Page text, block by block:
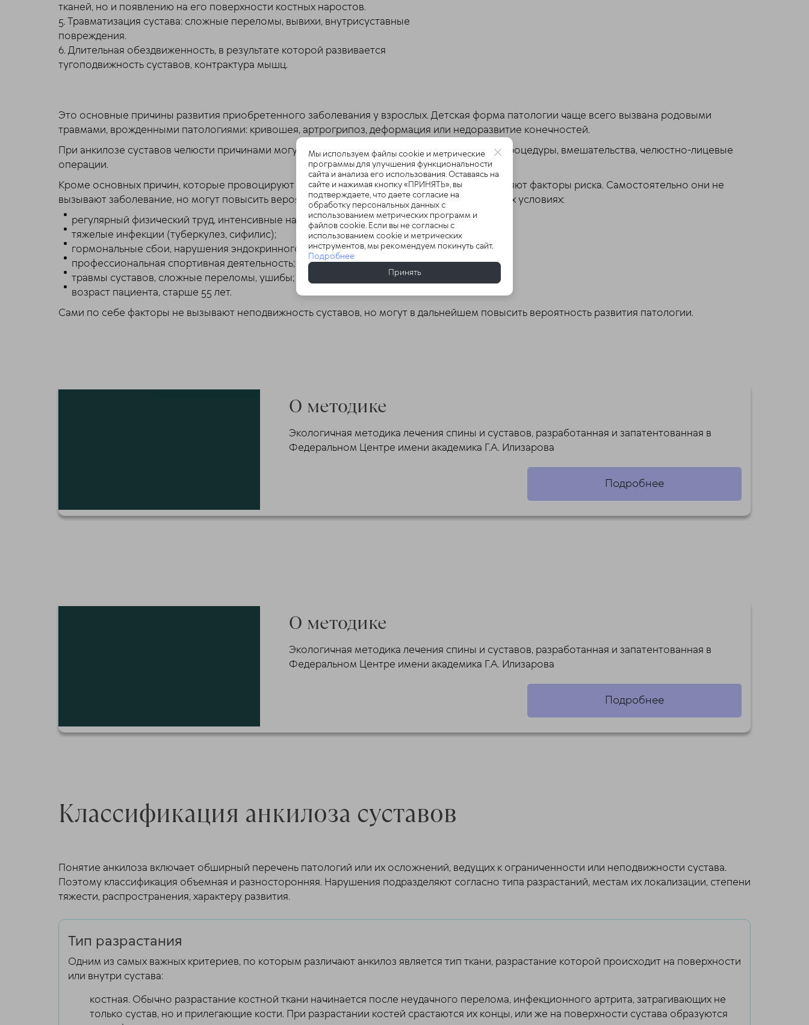
тканей, но и появлению на его поверхности костных наростов.
5. Травматизация сустава: сложные переломы, вывихи, внутрисуставные
повреждения.
6. Длительная обездвиженность, в результате которой развивается
тугоподвижность суставов, контрактура мышц.
Это основные причины развития приобретенного заболевания у взрослых. Детская форма патологии чаще всего вызвана родовыми
травмами, врожденными патологиями: кривошея, артрогрипоз, деформация или недоразвитие конечностей.
При анкилозе суставов челюсти причинами могут быть некорректные стоматологические процедуры, вмешательства, челюстно-лицевые
операции.
Кроме основных причин, которые провоцируют развитие патологии хрящевой ткани, выделяют факторы риска. Самостоятельно они не
вызывают заболевание, но могут повысить вероятность его появления при неблагоприятных условиях:
регулярный физический труд, интенсивные нагрузки на грани травм;
тяжелые инфекции (туберкулез, сифилис);
гормональные сбои, нарушения эндокринного характера;
профессиональная спортивная деятельность;
травмы суставов, сложные переломы, ушибы;
возраст пациента, старше 55 лет.
Сами по себе факторы не вызывают неподвижность суставов, но могут в дальнейшем повысить вероятность развития патологии.
О методике
Экологичная методика лечения спины и суставов, разработанная и запатентованная в
Федеральном Центре имени академика Г.А. Илизарова
Подробнее
О методике
Экологичная методика лечения спины и суставов, разработанная и запатентованная в
Федеральном Центре имени академика Г.А. Илизарова
Подробнее
Классификация анкилоза суставов
Понятие анкилоза включает обширный перечень патологий или их осложнений, ведущих к ограниченности или неподвижности сустава.
Поэтому классификация объемная и разносторонняя. Нарушения подразделяют согласно типа разрастаний, местам их локализации, степени
тяжести, распространения, характеру развития.
Тип разрастания
Одним из самых важных критериев, по которым различают анкилоз является тип ткани, разрастание которой происходит на поверхности
или внутри сустава:
костная. Обычно разрастание костной ткани начинается после неудачного перелома, инфекционного артрита, затрагивающих не
только сустав, но и прилегающие кости. При разрастании костей срастаются их концы, или же на поверхности сустава образуются
Мы используем файлы cookie и метрические
программы для улучшения функциональности
сайта и анализа его использования. Оставаясь на
сайте и нажимая кнопку «ПРИНЯТЬ», вы
подтверждаете, что даете согласие на
обработку персональных данных с
использованием метрических программ и
файлов cookie. Если вы не согласны с
использованием cookie и метрических
инструментов, мы рекомендуем покинуть сайт.
Подробнее
Принять